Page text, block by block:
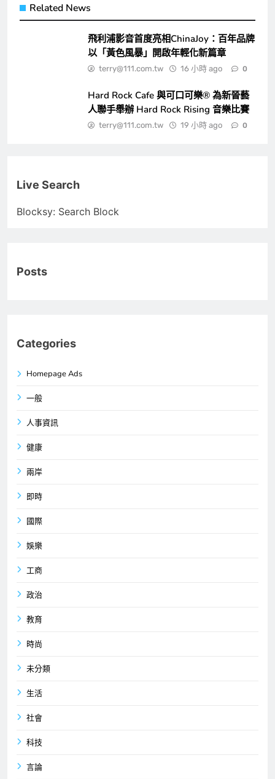
Related News
飛利浦影音首度亮相ChinaJoy：百年品牌
以「黃色風暴」開啟年輕化新篇章
terry@111.com.tw 16 小時 ago 0
Hard Rock Cafe 與可口可樂® 為新晉藝
人聯手舉辦 Hard Rock Rising 音樂比賽
terry@111.com.tw 19 小時 ago 0
Live Search
Blocksy: Search Block
Posts
Categories
Homepage Ads
一般
人事資訊
健康
兩岸
即時
國際
娛樂
工商
政治
教育
時尚
未分類
生活
社會
科技
言論